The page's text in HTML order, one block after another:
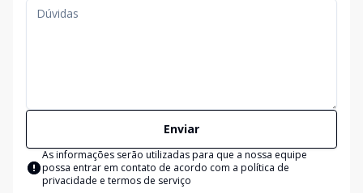
Enviar
As informações serão utilizadas para que a nossa equipe
possa entrar em contato de acordo com a política de
privacidade e termos de serviço